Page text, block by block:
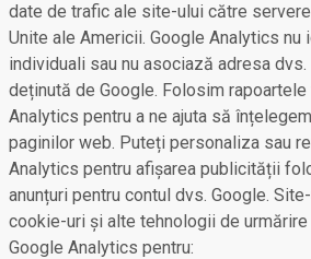
date de trafic ale site-ului către
Unite ale Americii. Google Analytics
individuali sau nu asociază adresa
deținută de Google. Folosim
Analytics pentru a ne ajuta să
paginilor web. Puteți personaliza sau
Analytics pentru afișarea publicității
anunțuri pentru contul dvs. Google.
cookie-uri și alte tehnologii de
Google Analytics pentru: